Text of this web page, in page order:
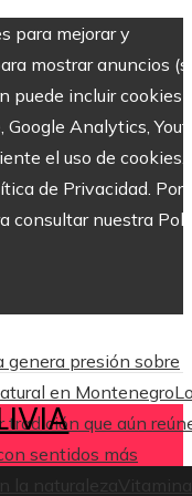
para mejorar y
mostrar anuncios
puede incluir cookies
Analytics,
el uso de cookies.
de Privacidad. Por
consultar nuestra
genera presión sobre
en Montenegro
que aún
sentidos más
la naturaleza